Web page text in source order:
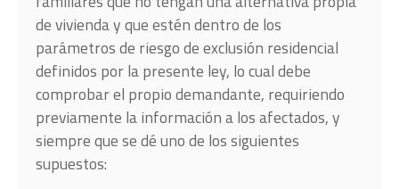
de vivienda y que estén dentro de los
parámetros de riesgo de exclusión residencial
definidos por la presente ley, lo cual debe
comprobar el propio demandante, requiriendo
previamente la información a los afectados, y
siempre que se dé uno de los siguientes
supuestos: